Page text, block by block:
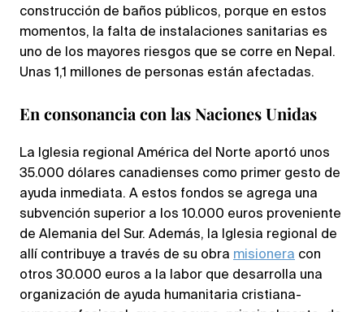
construcción de baños públicos, porque en estos
momentos, la falta de instalaciones sanitarias es
uno de los mayores riesgos que se corre en Nepal.
Unas 1,1 millones de personas están afectadas.
En consonancia con las Naciones Unidas
La Iglesia regional América del Norte aportó unos
35.000 dólares canadienses como primer gesto de
ayuda inmediata. A estos fondos se agrega una
subvención superior a los 10.000 euros proveniente
de Alemania del Sur. Además, la Iglesia regional de
allí contribuye a través de su obra misionera con
otros 30.000 euros a la labor que desarrolla una
organización de ayuda humanitaria cristiana-